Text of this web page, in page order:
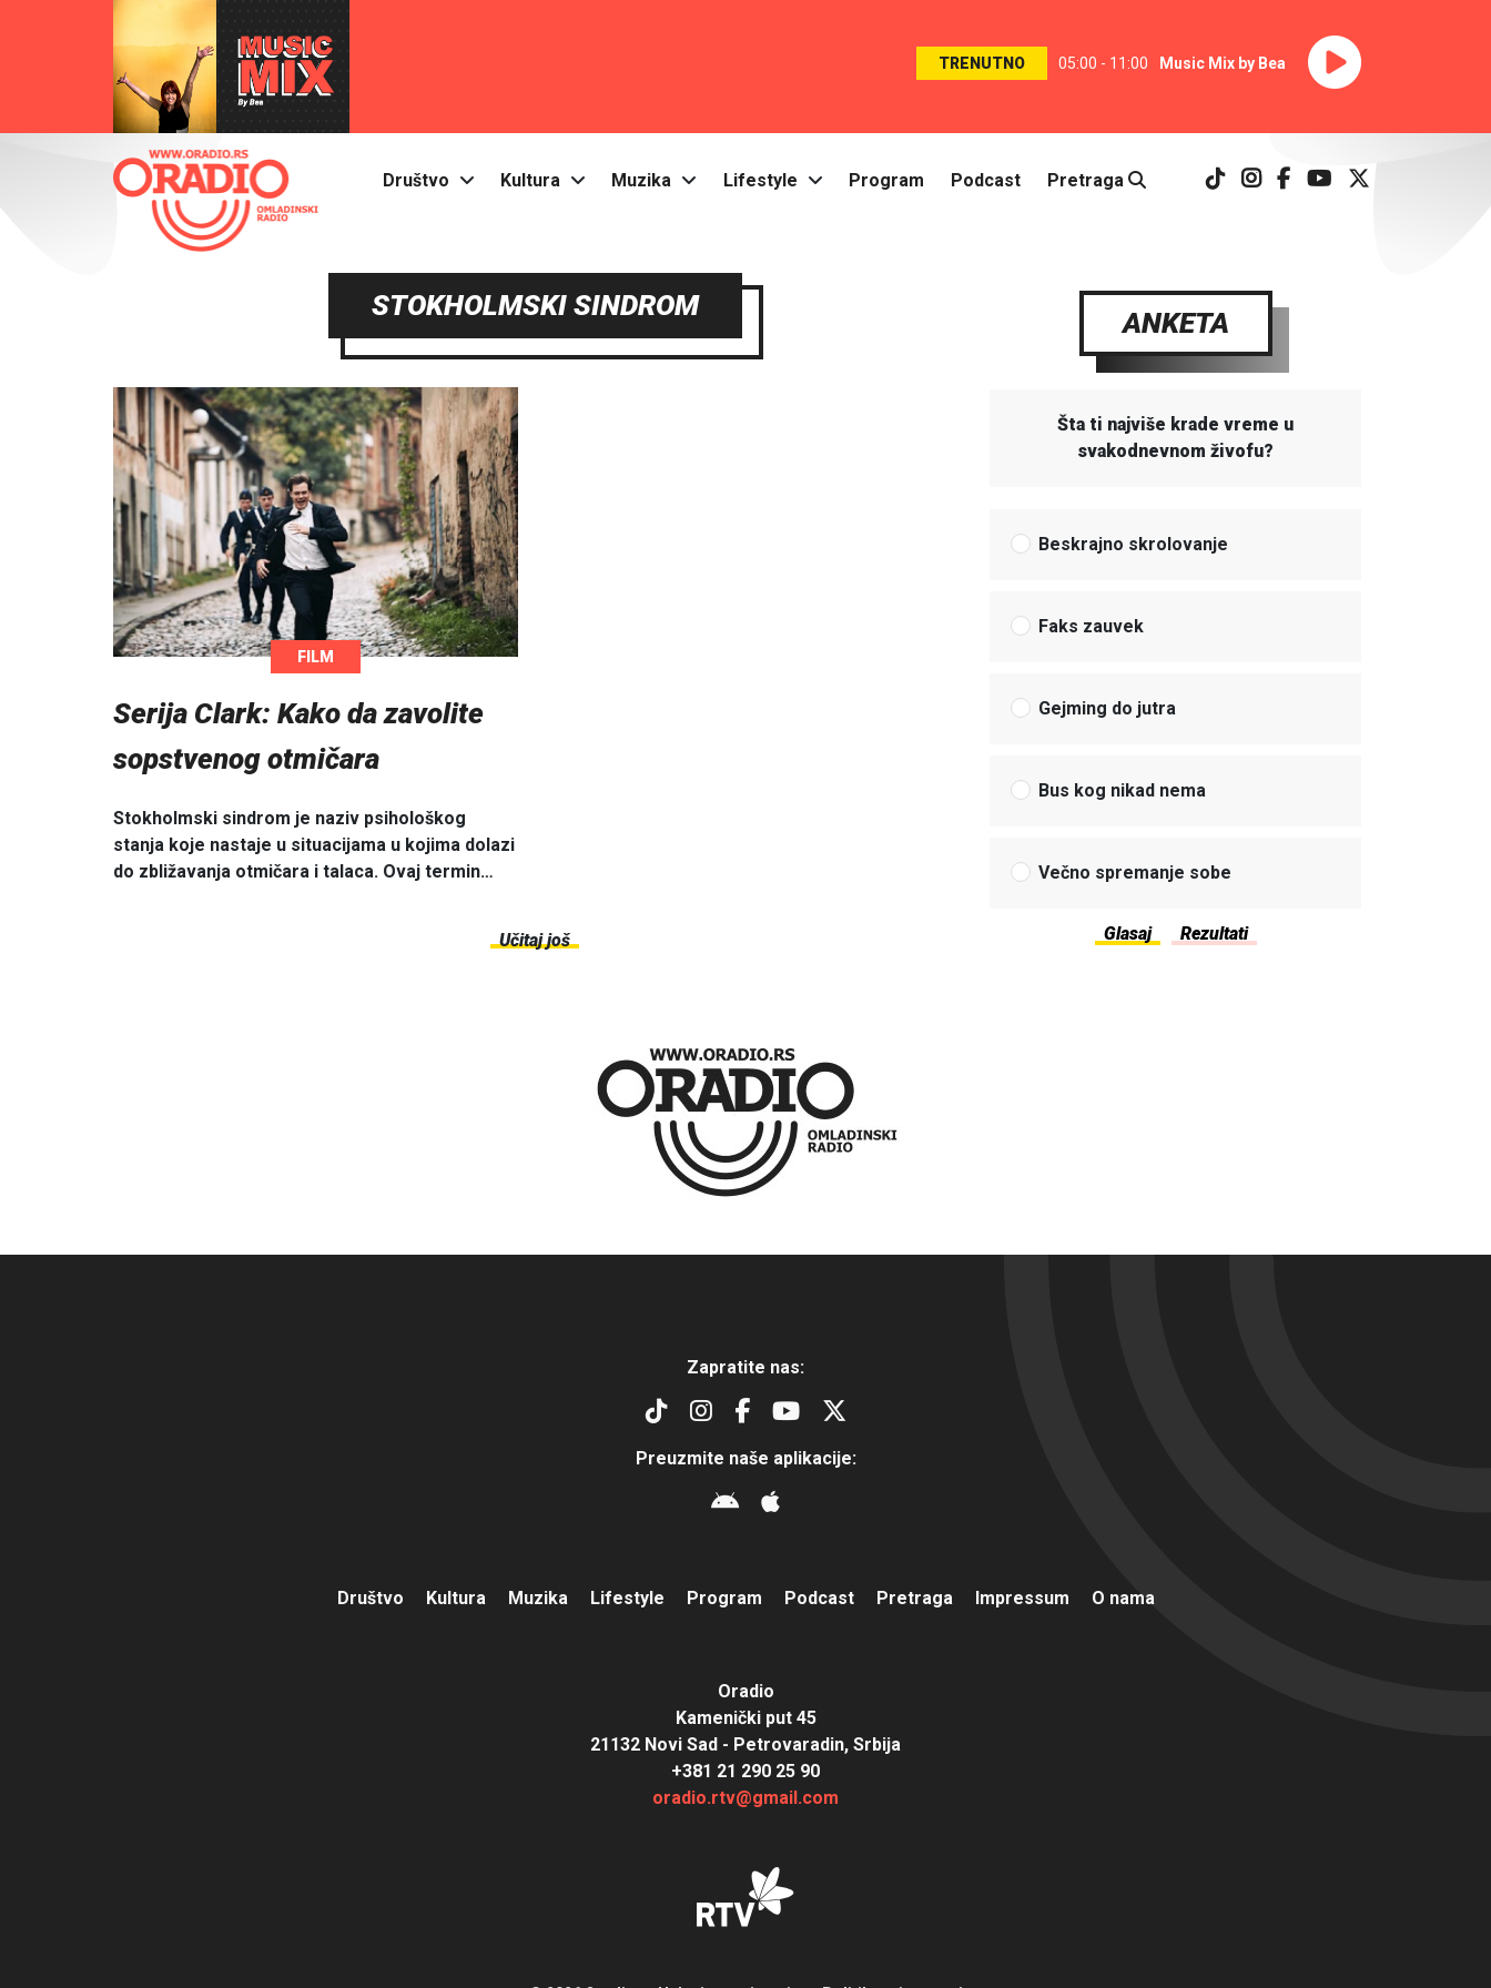
TRENUTNO 05:00 - 11:00 Music Mix by Bea
Društvo Kultura Muzika Lifestyle Program Podcast Pretraga
STOKHOLMSKI SINDROM
FILM
Serija Clark: Kako da zavolite
sopstvenog otmičara
Stokholmski sindrom je naziv psihološkog
stanja koje nastaje u situacijama u kojima dolazi
do zbližavanja otmičara i talaca. Ovaj termin…
Učitaj još
ANKETA
Šta ti najviše krade vreme u
svakodnevnom živofu?
Beskrajno skrolovanje
Faks zauvek
Gejming do jutra
Bus kog nikad nema
Večno spremanje sobe
Zapratite nas:
Preuzmite naše aplikacije:
Društvo Kultura Muzika Lifestyle Program Podcast Pretraga Impressum O nama
Oradio
Kamenički put 45
21132 Novi Sad - Petrovaradin, Srbija
+381 21 290 25 90
oradio.rtv@gmail.com